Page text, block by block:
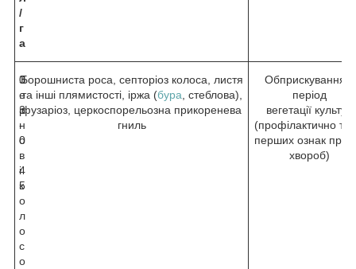
/
г
а
З
е
р
н
о
в
і
к
о
л
о
с
о
0
.
3
-
0
.
4
5
Борошниста роса, септоріоз колоса, листя
та інші плямистості, іржа (бура, стеблова),
фузаріоз, церкоспорельозна прикоренева
гниль
Обприскування в
період
вегетації культур
(профілактично та
перших ознак
хвороб)